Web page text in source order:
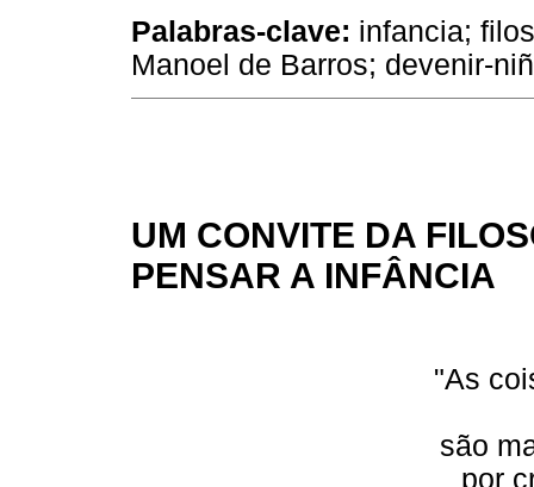
Palabras-clave: infancia;
Manoel de Barros; devenir-
UM CONVITE DA
PENSAR A INFÂNCIA
"As
são
por